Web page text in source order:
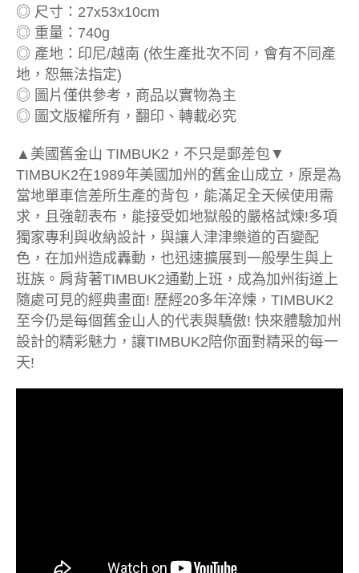
◎ 尺寸：27x53x10cm
◎ 重量：740g
◎ 產地：印尼/越南 (依生產批次不同，會有不同產
地，恕無法指定)
◎ 圖片僅供參考，商品以實物為主
◎ 圖文版權所有，翻印、轉載必究
▲美國舊金山 TIMBUK2，不只是郵差包▼
TIMBUK2在1989年美國加州的舊金山成立，原是為
當地單車信差所生產的背包，能滿足全天候使用需
求，且強韌表布，能接受如地獄般的嚴格試煉!多項
獨家專利與收納設計，與讓人津津樂道的百變配
色，在加州造成轟動，也迅速擴展到一般學生與上
班族。肩背著TIMBUK2通勤上班，成為加州街道上
隨處可見的經典畫面! 歷經20多年淬煉，TIMBUK2
至今仍是每個舊金山人的代表與驕傲! 快來體驗加州
設計的精彩魅力，讓TIMBUK2陪你面對精采的每一
天!